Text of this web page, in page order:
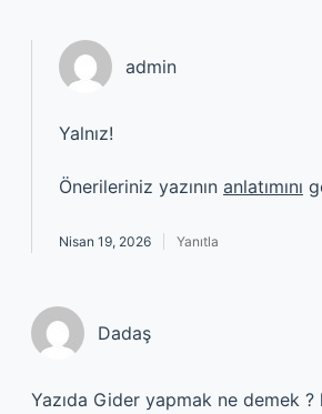
admin
Yalnız!
Önerileriniz yazının anlatımını
Nisan 19, 2026 Yanıtla
Dadaş
Yazıda Gider yapmak ne demek ?